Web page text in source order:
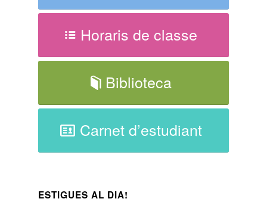
Horaris de classe
Biblioteca
Carnet d’estudiant
ESTIGUES AL DIA!